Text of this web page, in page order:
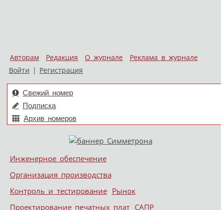
Авторам Редакция О журнале
Реклама в журнале
Войти | Регистрация
Свежий номер
Подписка
Архив номеров
Меню
Skip to content
Инженерное обеспечение
Организация производства
Контроль и тестирование Рынок
Проектирование печатных плат САПР